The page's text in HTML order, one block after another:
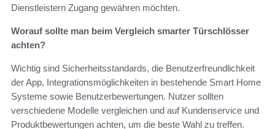
Dienstleistern Zugang gewähren möchten.
Worauf sollte man beim Vergleich smarter Türschlösser
achten?
Wichtig sind Sicherheitsstandards, die Benutzerfreundlichkeit
der App, Integrationsmöglichkeiten in bestehende Smart Home
Systeme sowie Benutzerbewertungen. Nutzer sollten
verschiedene Modelle vergleichen und auf Kundenservice und
Produktbewertungen achten, um die beste Wahl zu treffen.